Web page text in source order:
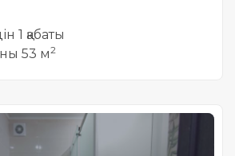
1 қабаты
53 м2